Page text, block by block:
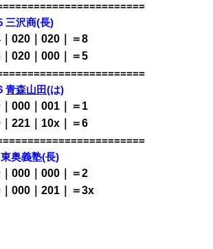
三沢商(長)
020｜020｜＝8
020｜000｜＝5
青森山田(は)
000｜001｜＝1
221｜10x｜＝6
奥義塾(長)
｜000｜＝2
000｜201｜＝3x